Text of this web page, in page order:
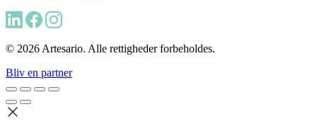
© 2026 Artesario. Alle rettigheder forbeholdes.
Bliv en partner